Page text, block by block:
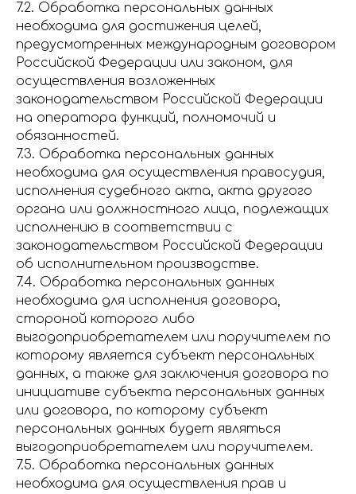
7.2. Обработка персональных данных
необходима для достижения целей,
предусмотренных международным договором
Российской Федерации или законом, для
осуществления возложенных
законодательством Российской Федерации
на оператора функций, полномочий и
обязанностей.
7.3. Обработка персональных данных
необходима для осуществления правосудия,
исполнения судебного акта, акта другого
органа или должностного лица, подлежащих
исполнению в соответствии с
законодательством Российской Федерации
об исполнительном производстве.
7.4. Обработка персональных данных
необходима для исполнения договора,
стороной которого либо
выгодоприобретателем или поручителем по
которому является субъект персональных
данных, а также для заключения договора по
инициативе субъекта персональных данных
или договора, по которому субъект
персональных данных будет являться
выгодоприобретателем или поручителем.
7.5. Обработка персональных данных
необходима для осуществления прав и